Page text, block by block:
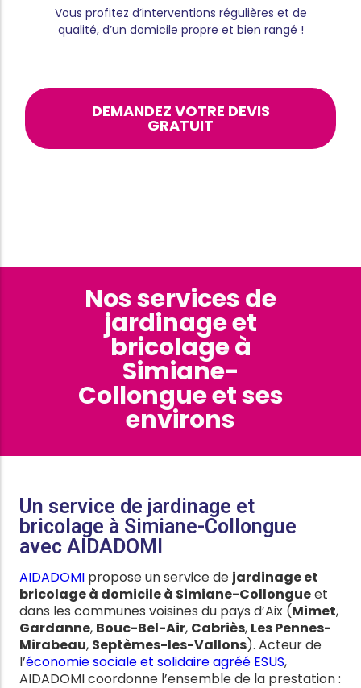
Vous profitez d’interventions régulières et de
qualité, d’un domicile propre et bien rangé !
DEMANDEZ VOTRE DEVIS
GRATUIT
Nos services de
jardinage et
bricolage à
Simiane-
Collongue et ses
environs
Un service de jardinage et
bricolage à Simiane-Collongue
avec AIDADOMI
AIDADOMI propose un service de jardinage et
bricolage à domicile à Simiane-Collongueet
dans les communes voisines du pays d’Aix (Mimet,
Gardanne, Bouc-Bel-Air, Cabriès, Les Pennes-
Mirabeau, Septèmes-les-Vallons). Acteur de
l’économie sociale et solidaire agréé ESUS,
AIDADOMI coordonne l’ensemble de la prestation :